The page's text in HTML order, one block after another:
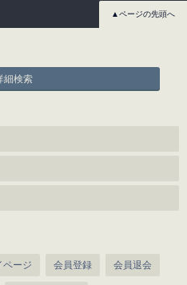
▲ページの先頭へ
細検索
ページ 会員登録 会員退会